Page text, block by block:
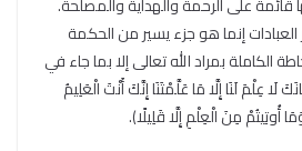
إنما هو جزء يسير من الحكمة
الكاملة بمراد الله تعالى إلا بما جاء في
عِلْمَ لَنَا إِلَّا مَا عَلَّمْتَنَا إِنَّكَ أَنْتَ الْعَلِيمُ
أُوتِيتُمْ مِنَ الْعِلْمِ إِلَّا قَلِيلًا﴾.